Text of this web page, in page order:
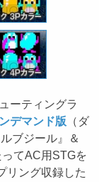
ーティングラ
デマンド版 （ダ
ブジール』＆
てAC用STGを
リング収録した